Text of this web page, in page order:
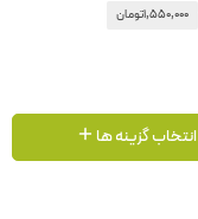
1,550,000تومان
انتخاب گزینه ها